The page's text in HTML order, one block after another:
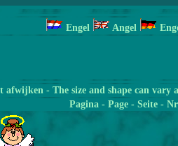
Engel Angel
afwijken - The size and shape can
Pagina - Page - Seite -